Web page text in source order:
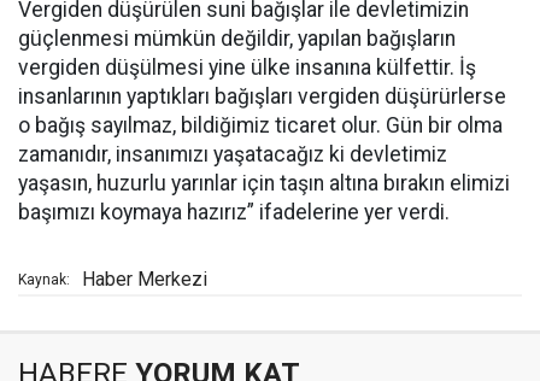
Vergiden düşürülen suni bağışlar ile devletimizin
güçlenmesi mümkün değildir, yapılan bağışların
vergiden düşülmesi yine ülke insanına külfettir. İş
insanlarının yaptıkları bağışları vergiden düşürürlerse
o bağış sayılmaz, bildiğimiz ticaret olur. Gün bir olma
zamanıdır, insanımızı yaşatacağız ki devletimiz
yaşasın, huzurlu yarınlar için taşın altına bırakın elimizi
başımızı koymaya hazırız” ifadelerine yer verdi.
Kaynak: Haber Merkezi
HABERE YORUM KAT